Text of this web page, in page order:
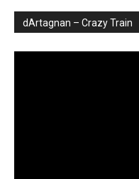
dArtagnan – Crazy Train